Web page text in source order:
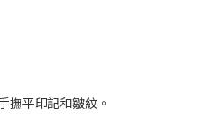
平印記和皺紋。